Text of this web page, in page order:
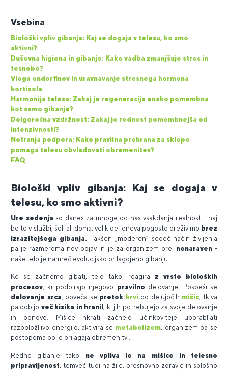
Vsebina
Biološki vpliv gibanja: Kaj se dogaja v telesu, ko smo
aktivni?
Duševna higiena in gibanje: Kako vadba zmanjšuje stres in
tesnobo?
Vloga endorfinov in uravnavanje stresnega hormona
kortizola
Harmonija telesa: Zakaj je regeneracija enako pomembna
kot samo gibanje?
Dolgoročna vzdržnost: Zakaj je rednost pomembnejša od
intenzivnosti?
Notranja podpora: Kako pravilna prehrana za sklepe
pomaga telesu obvladovati obremenitev?
FAQ
Biološki vpliv gibanja: Kaj se dogaja v
telesu, ko smo aktivni?
Ure sedenja so danes za mnoge od nas vsakdanja realnost - naj
bo to v službi, šoli ali doma, velik del dneva pogosto preživimo brez
izrazitejšega gibanja.Takšen „moderen“ sedeč način življenja
pa je razmeroma nov pojav in je za organizem prej nenaraven-
naše telo je namreč evolucijsko prilagojeno gibanju.
Ko se začnemo gibati, telo takoj reagira z vrsto bioloških
procesov , ki podpirajo njegovo pravilno delovanje. Pospeši se
delovanje srca , poveča se pretok krvido delujočih mišic , tkiva
pa dobijo več kisika in hranil , ki jih potrebujejo za svoje delovanje
in obnovo. Mišice hkrati začnejo učinkoviteje uporabljati
razpoložljivo energijo, aktivira se metabolizem , organizem pa se
postopoma bolje prilagaja obremenitvi.
Redno gibanje tako ne vpliva le na mišice in telesno
pripravljenost , temveč tudi na žile, presnovno zdravje in splošno